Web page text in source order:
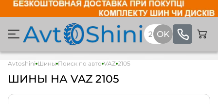
Avtoshini Шины Поиск по авто VAZ 2105
ШИНЫ НА VAZ 2105